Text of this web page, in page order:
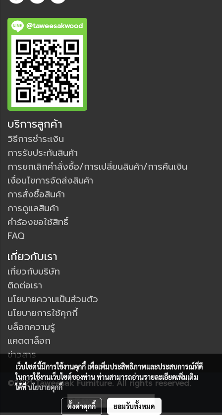
@taweesakwood
บริการลูกค้า
วิธีการชำระเงิน
การรับประกันสินค้า
การยกเลิกคำสั่งซื้อ/การเปลี่ยนสินค้า/การคืนเงิน
เงื่อนไขการจัดส่งสินค้า
การสั่งซื้อสินค้า
การดูแลสินค้า
คำร้องขอใช้สิทธิ์
FAQ
เกี่ยวกับเรา
เกี่ยวกับบริษัท
ติดต่อเรา
นโยบายความเป็นส่วนตัว
นโยบายการใช้คุกกี้
บล็อกความรู้
แคตตาล็อก
ข่าวสาร
©2021 Taweesak Furniture. All rights reserved.
ผู้เข้าชมวันนี้ 3,335
เว็บไซต์นี้มีการใช้งานคุกกี้ เพื่อเพิ่มประสิทธิภาพและประสบการณ์ที่ดี
ในการใช้งานเว็บไซต์ของท่าน ท่านสามารถอ่านรายละเอียดเพิ่มเติม
ได้ที่นโยบายคุกกี้
ตั้งค่าคุกกี้ ยอมรับทั้งหมด